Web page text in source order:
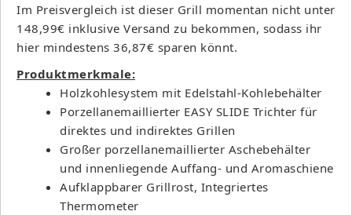
Im Preisvergleich ist dieser Grill momentan nicht unter
148,99€ inklusive Versand zu bekommen, sodass ihr
hier mindestens 36,87€ sparen könnt.
Produktmerkmale:
Holzkohlesystem mit Edelstahl-Kohlebehälter
Porzellanemaillierter EASY SLIDE Trichter für
direktes und indirektes Grillen
Großer porzellanemaillierter Aschebehälter
und innenliegende Auffang- und Aromaschiene
Aufklappbarer Grillrost, Integriertes
Thermometer